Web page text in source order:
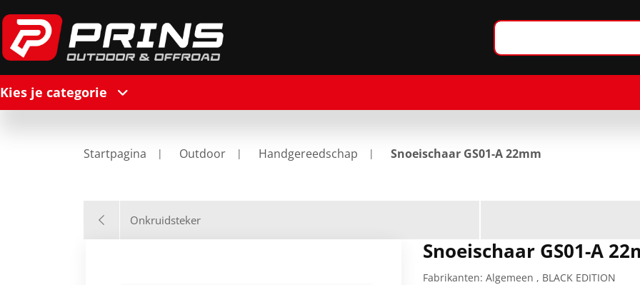
Kies je categorie
Startpagina Outdoor Handgereedschap Snoeischaar GS01-A 22mm
Onkruidsteker
Snoeischaar GS01-A
Fabrikanten: Algemeen , BLACK EDITION